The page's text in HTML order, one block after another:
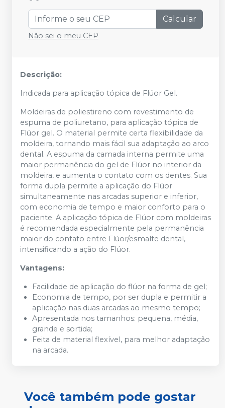
Calcular
Não sei o meu CEP
Descrição:
Indicada para aplicação tópica de Flúor Gel.
Moldeiras de poliestireno com revestimento de
espuma de poliuretano, para aplicação tópica de
Flúor gel. O material permite certa flexibilidade da
moldeira, tornando mais fácil sua adaptação ao arco
dental. A espuma da camada interna permite uma
maior permanência do gel de Flúor no interior da
moldeira, e aumenta o contato com os dentes. Sua
forma dupla permite a aplicação do Flúor
simultaneamente nas arcadas superior e inferior,
com economia de tempo e maior conforto para o
paciente. A aplicação tópica de Flúor com moldeiras
é recomendada especialmente pela permanência
maior do contato entre Flúor/esmalte dental,
intensificando a ação do Flúor.
Vantagens:
Facilidade de aplicação do flúor na forma de gel;
Economia de tempo, por ser dupla e permitir a
aplicação nas duas arcadas ao mesmo tempo;
Apresentada nos tamanhos: pequena, média,
grande e sortida;
Feita de material flexível, para melhor adaptação
na arcada.
Você também pode gostar